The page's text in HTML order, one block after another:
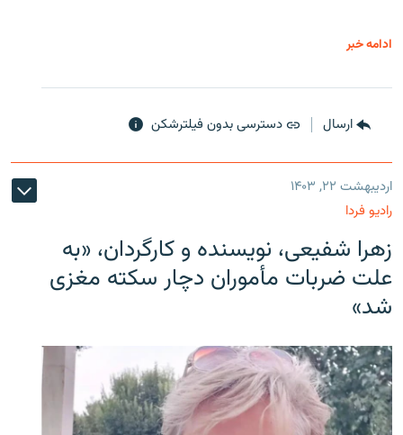
ادامه خبر
ارسال دسترسی بدون فیلترشکن
اردیبهشت ۲۲, ۱۴۰۳
رادیو فردا
زهرا شفیعی، نویسنده و کارگردان، «به
علت ضربات مأموران دچار سکته مغزی
شد»